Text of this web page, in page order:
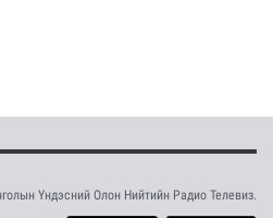
Үндэсний Олон Нийтийн Радио Телевиз.